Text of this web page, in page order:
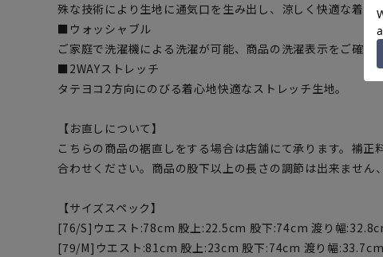
殊な技術により生地に通気口を生み出し、涼しく快適な着心
■ウォッシャブル
ご家庭で洗濯機による洗濯が可能、商品の洗濯表示をご確認
■2WAYストレッチ
タテヨコ2方向にのびる着心地快適なストレッチ生地。
【お直しについて】
こちらの商品の裾直しをする場合は店舗にて承ります。補正
合わせください。商品の股下以上の長さの調節は出来ません
【サイズスペック】
[76/S]ウエスト:78cm 股上:22.5cm 股下:74cm 渡り幅
[79/M]ウエスト:81cm 股上:23cm 股下:74cm 渡り幅